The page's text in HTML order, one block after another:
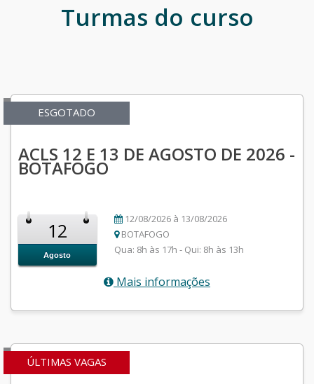
Turmas do curso
ESGOTADO
ACLS 12 E 13 DE AGOSTO DE 2026 -
BOTAFOGO
12
Agosto
12/08/2026 à 13/08/2026
BOTAFOGO
Qua: 8h às 17h - Qui: 8h às 13h
Mais informações
ÚLTIMAS VAGAS